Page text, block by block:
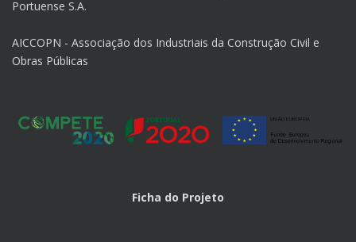
Portuense S.A.
AICCOPN - Associação dos Industriais da Construção Civil e
Obras Públicas
Ficha do Projeto